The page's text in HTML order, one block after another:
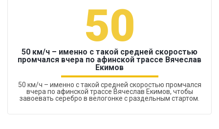
50
50 км/ч – именно с такой средней скоростью
промчался вчера по афинской трассе Вячеслав
Екимов
50 км/ч – именно с такой средней скоростью промчался
вчера по афинской трассе Вячеслав Екимов, чтобы
завоевать серебро в велогонке с раздельным стартом.